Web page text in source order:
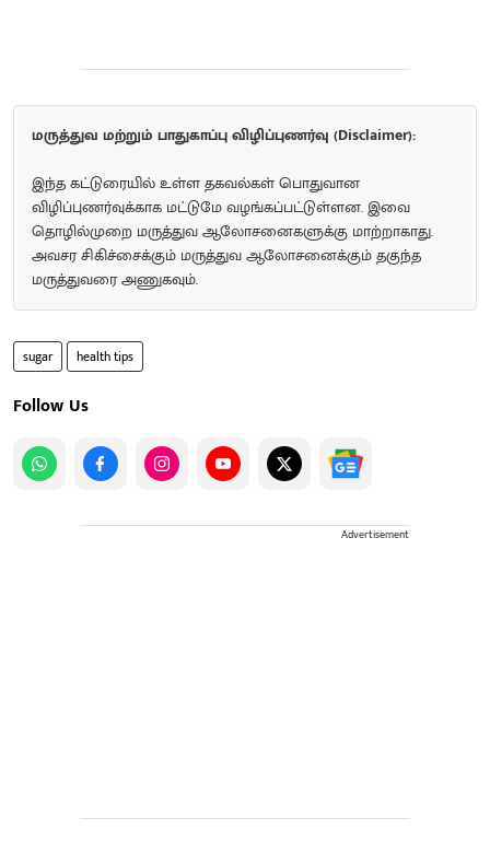
மருத்துவ மற்றும் பாதுகாப்பு விழிப்புணர்வு (Disclaimer):
இந்த கட்டுரையில் உள்ள தகவல்கள் பொதுவான
விழிப்புணர்வுக்காக மட்டுமே வழங்கப்பட்டுள்ளன. இவை
தொழில்முறை மருத்துவ ஆலோசனைகளுக்கு மாற்றாகாது.
அவசர சிகிச்சைக்கும் மருத்துவ ஆலோசனைக்கும் தகுந்த
மருத்துவரை அணுகவும்.
sugar health tips
Follow Us
Advertisement